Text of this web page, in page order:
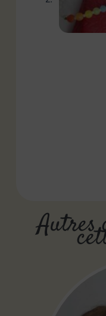
Autres